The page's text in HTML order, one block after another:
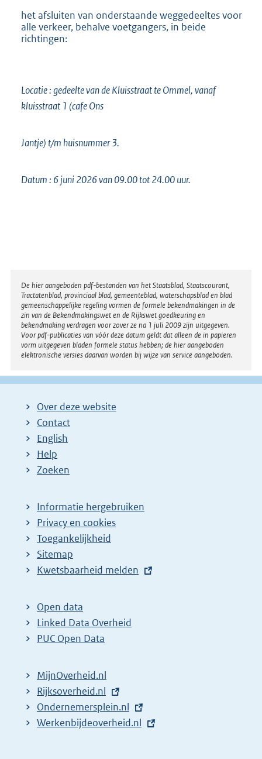
het afsluiten van onderstaande weggedeeltes voor
alle verkeer, behalve voetgangers, in beide
richtingen:
Locatie : gedeelte van de Kluisstraat te Ommel, vanaf
kluisstraat 1 (cafe Ons
Jantje) t/m huisnummer 3.
Datum : 6 juni 2026 van 09.00 tot 24.00 uur.
Disclaimer
De hier aangeboden pdf-bestanden van het Staatsblad, Staatscourant,
Tractatenblad, provinciaal blad, gemeenteblad, waterschapsblad en blad
gemeenschappelijke regeling vormen de formele bekendmakingen in de
zin van de Bekendmakingswet en de Rijkswet goedkeuring en
bekendmaking verdragen voor zover ze na 1 juli 2009 zijn uitgegeven.
Voor pdf-publicaties van vóór deze datum geldt dat alleen de in papieren
vorm uitgegeven bladen formele status hebben; de hier aangeboden
elektronische versies daarvan worden bij wijze van service aangeboden.
Over deze website
Contact
English
Help
Zoeken
Informatie hergebruiken
Privacy en cookies
Toegankelijkheid
Sitemap
E
t
e
r
l
i
n
k
Kwetsbaarheid melden
Open data
Linked Data Overheid
PUC Open Data
MijnOverheid.nl
E
x
t
Rijksoverheid.nl
E
x
Ondernemersplein.nl
E
Werkenbijdeoverheid.nl